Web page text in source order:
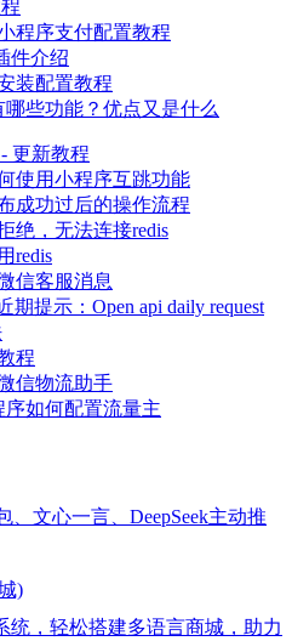
程序支付配置教程
件介绍
装配置教程
些功能？优点又是什么
更新教程
使用小程序互跳功能
成功过后的操作流程
绝，无法连接redis
redis
信客服消息
提示：Open api daily request
程
信物流助手
如何配置流量主
文心一言、DeepSeek主动推
)
统，轻松搭建多语言商城，助力